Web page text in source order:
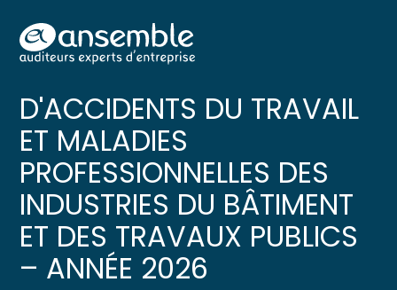
Aller
au
Créer et reprendre une activité
Gérer votre quotidien
Piloter votre entreprise
Développer votre entreprise
Construire votre patrimoine
Structurer votre croissance
Pilotez votre gestion
Suivre votre comptabilité
Gérer vos ressources humaines
Dématérialiser vos documents
TARIF DES COTISATIONS
D'ACCIDENTS DU TRAVAIL
ET MALADIES
PROFESSIONNELLES DES
INDUSTRIES DU BÂTIMENT
ET DES TRAVAUX PUBLICS
– ANNÉE 2026